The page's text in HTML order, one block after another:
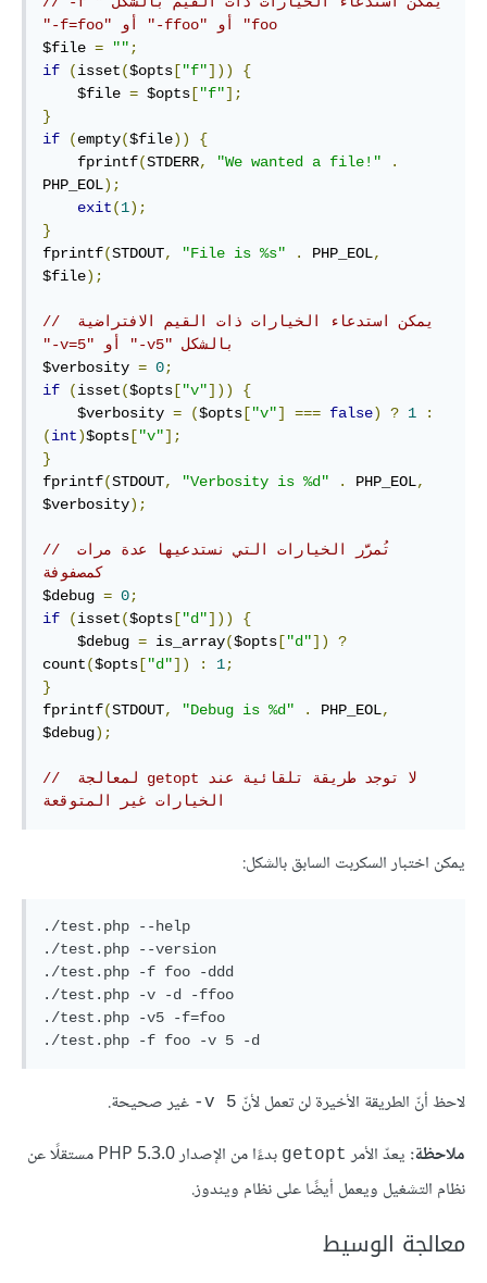
foo" أو ‏"‎-ffoo" أو "‎-f=foo"
$file = "" ;
if
(isset($opts ["f"]))
{
    $file
= $opts ["f"];
}
if
(empty($file))
{
    fprintf
(STDERR, "We wanted a file!"
.
PHP_EOL);
exit(1);
}
fprintf(STDOUT, "File is %s" . PHP_EOL,
$file);
// ‫يمكن استدعاء الخيارات ذات القيم الافتراضية
بالشكل "‎-v5" أو "‎-v=5"
$verbosity = 0;
if
(isset($opts ["v"]))
{
    $verbosity
= ($opts ["v"] === false) ? 1
:
(int)$opts ["v"];
}
fprintf(STDOUT, "Verbosity is %d" . PHP_EOL,
$verbosity);
// تُمرَّر الخيارات التي نستدعيها عدة مرات
كمصفوفة
$debug = 0;
if
(isset($opts ["d"]))
{
    $debug
= is_array($opts ["d"])
?
count($opts ["d"]) : 1;
}
fprintf(STDOUT, "Debug is %d" . PHP_EOL,
$debug);
// ‫لا توجد طريقة تلقائية عند getopt لمعالجة
الخيارات غير المتوقعة
يمكن اختبار السكربت السابق بالشكل:
./test.php --help
./test.php --version
./test.php -f foo -ddd
./test.php -v -d -ffoo
./test.php -v5 -f=foo
لاحظ أنّ الطريقة الأخيرة لن تعمل لأنّ ‎-v 5 غير صحيحة.
ملاحظة: يعدّ الأمر getopt
بدءًا من الإصدار PHP 5.3.0 مستقلًا عن
نظام التشغيل ويعمل أيضًا على نظام ويندوز.
معالجة الوسيط